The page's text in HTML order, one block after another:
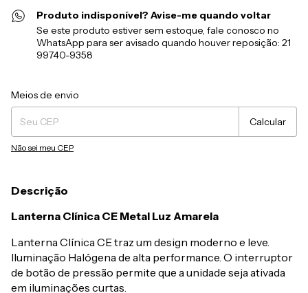
Produto indisponível? Avise-me quando voltar
Se este produto estiver sem estoque, fale conosco no
WhatsApp para ser avisado quando houver reposição: 21
99740-9358
Entregas para o CEP:
Meios de envio
Calcular
Não sei meu CEP
Descrição
Lanterna Clínica CE Metal Luz Amarela
Lanterna Clínica CE traz um design moderno e leve.
Iluminação Halógena de alta performance. O interruptor
de botão de pressão permite que a unidade seja ativada
em iluminações curtas.